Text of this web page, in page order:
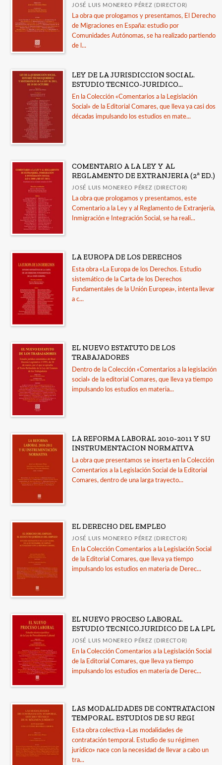
NUESTRAS COLECCIONES
Comentario a la Legislación Social
Crítica del Derecho* Derecho Vivo
Derecho Administrativo
Derecho del Transporte
Derecho Fiscal
Derecho Laboral
Diccionarios
Fac. de Drch. Univ. de Sevilla
Formularios
Ver todas... (11)
Guía de uso de la IA en la revisión por pares
LORCA. Catálogo de publicaciones
Guía Comares sobre uso de inteligencia artificial
en las publicaciones académicas
Catálogo a diciembre 2025
Ver todos... (15)
JOSÉ LUIS MONEREO PÉREZ (DIRECTOR)
La obra que prologamos y presentamos, El Derecho
de Migraciones en España: estudio por
Comunidades Autónomas, se ha realizado partiendo
de l...
LEY DE LA JURISDICCION SOCIAL.
ESTUDIO TECNICO-JURIDICO...
En la Colección «Comentarios a la Legislación
Social» de la Editorial Comares, que lleva ya casi dos
décadas impulsando los estudios en mate...
COMENTARIO A LA LEY Y AL
REGLAMENTO DE EXTRANJERIA (2ª ED.)
JOSÉ LUIS MONEREO PÉREZ (DIRECTOR)
La obra que prologamos y presentamos, este
Comentario a la Ley y al Reglamento de Extranjería,
Inmigración e Integración Social, se ha reali...
LA EUROPA DE LOS DERECHOS
Esta obra «La Europa de los Derechos. Estudio
sistemático de la Carta de los Derechos
Fundamentales de la Unión Europea», intenta llevar
a c...
EL NUEVO ESTATUTO DE LOS
TRABAJADORES
Dentro de la Colección «Comentarios a la legislación
social» de la editorial Comares, que lleva ya tiempo
impulsando los estudios en materia...
LA REFORMA LABORAL 2010-2011 Y SU
INSTRUMENTACION NORMATIVA
La obra que presentamos se inserta en la Colección
Comentarios a la Legislación Social de la Editorial
Comares, dentro de una larga trayecto...
EL DERECHO DEL EMPLEO
JOSÉ LUIS MONEREO PÉREZ (DIRECTOR)
En la Colección Comentarios a la Legislación Social
de la Editorial Comares, que lleva ya tiempo
impulsando los estudios en materia de Derec...
EL NUEVO PROCESO LABORAL.
ESTUDIO TECNICO.JURIDICO DE LA LPL
JOSÉ LUIS MONEREO PÉREZ (DIRECTOR)
En la Colección Comentarios a la Legislación Social
de la Editorial Comares, que lleva ya tiempo
impulsando los estudios en materia de Derec...
LAS MODALIDADES DE CONTRATACION
TEMPORAL. ESTUDIOS DE SU REGI
Esta obra colectiva «Las modalidades de
contratación temporal. Estudio de su régimen
jurídico» nace con la necesidad de llevar a cabo un
tra...